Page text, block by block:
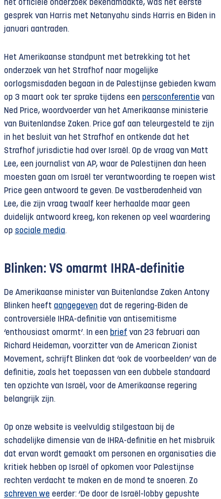
het officiële onderzoek bekendmaakte, was het eerste
gesprek van Harris met Netanyahu sinds Harris en Biden in
januari aantraden.
Het Amerikaanse standpunt met betrekking tot het
onderzoek van het Strafhof naar mogelijke
oorlogsmisdaden begaan in de Palestijnse gebieden kwam
op 3 maart ook ter sprake tijdens een persconferentie van
Ned Price, woordvoerder van het Amerikaanse ministerie
van Buitenlandse Zaken. Price gaf aan teleurgesteld te zijn
in het besluit van het Strafhof en ontkende dat het
Strafhof jurisdictie had over Israël. Op de vraag van Matt
Lee, een journalist van AP, waar de Palestijnen dan heen
moesten gaan om Israël ter verantwoording te roepen wist
Price geen antwoord te geven. De vastberadenheid van
Lee, die zijn vraag twaalf keer herhaalde maar geen
duidelijk antwoord kreeg, kon rekenen op veel waardering
op sociale media.
Blinken: VS omarmt IHRA-definitie
De Amerikaanse minister van Buitenlandse Zaken Antony
Blinken heeft aangegeven dat de regering-Biden de
controversiële IHRA-definitie van antisemitisme
‘enthousiast omarmt’. In een brief van 23 februari aan
Richard Heideman, voorzitter van de American Zionist
Movement, schrijft Blinken dat ‘ook de voorbeelden’ van de
definitie, zoals het toepassen van een dubbele standaard
ten opzichte van Israël, voor de Amerikaanse regering
belangrijk zijn.
Op onze website is veelvuldig stilgestaan bij de
schadelijke dimensie van de IHRA-definitie en het misbruik
dat ervan wordt gemaakt om personen en organisaties die
kritiek hebben op Israël of opkomen voor Palestijnse
rechten verdacht te maken en de mond te snoeren. Zo
schreven we eerder: ‘De door de Israël-lobby gepushte